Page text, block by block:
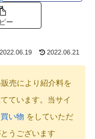
ー
2022.06.19 2022.06.21
売により紹介料を
ています。当サイ
い物 をしていただ
うございます